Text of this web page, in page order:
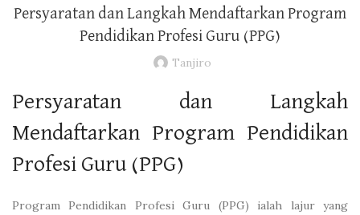
Persyaratan dan Langkah Mendaftarkan Program
Pendidikan Profesi Guru (PPG)
Tanjiro
Persyaratan dan Langkah
Mendaftarkan Program Pendidikan
Profesi Guru (PPG)
Program Pendidikan Profesi Guru (PPG) ialah lajur yang